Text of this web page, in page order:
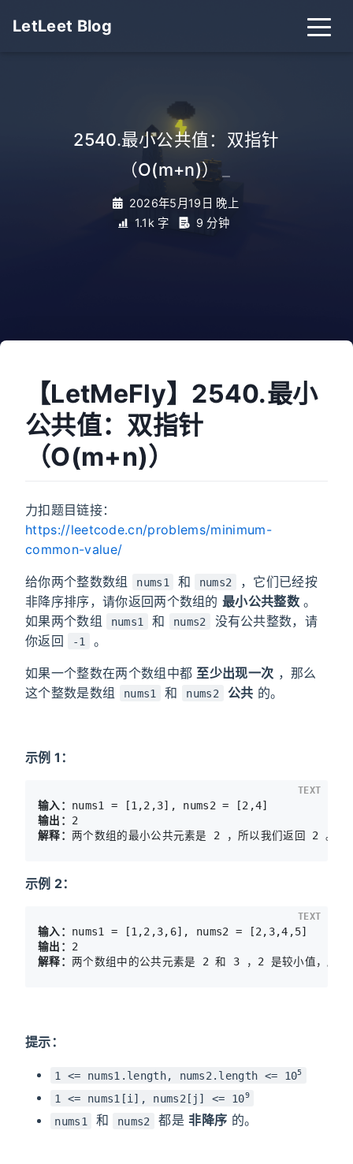
LetLeet Blog
2540.最小公共值：双指针
（O(m+n)）
2026年5月19日 晚上
1.1k 字
9 分钟
【LetMeFly】2540.最小
公共值：双指针
（O(m+n)）
力扣题目链接：
https://leetcode.cn/problems/minimum-
common-value/
给你两个整数数组 nums1 和 nums2
，它们已经按
非降序排序，请你返回两个数组的最小公共整数 。
如果两个数组
nums1 和 nums2
没有公共整数，请
你返回
-1 。
如果一个整数在两个数组中都 至少出现一次 ，那么
这个整数是数组
nums1 和 nums2 公共 的。
示例 1：
输入：
输出：
解释：
TEXT
示例 2：
输入：
输出：
解释：
TEXT
提示：
1 <= nums1.length, nums2.length <= 105
1 <= nums1[i], nums2[j] <= 109
nums1 和 nums2 都是 非降序 的。